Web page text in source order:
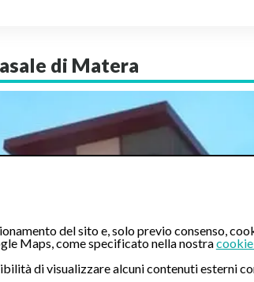
del sito e, solo previo consenso,
Maps, come specificato nella nostra
di visualizzare alcuni contenuti esterni
di Matera